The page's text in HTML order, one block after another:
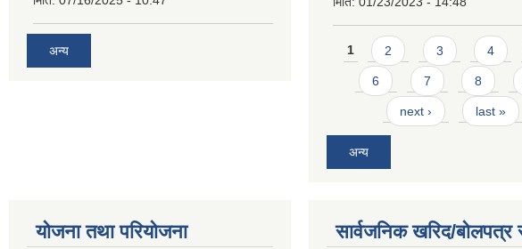
अन्य Pages
1 2 3 4
6 7 8
next › last »
अन्य
योजना तथा परियोजना सार्वजनिक खरिद/बोलपत्र